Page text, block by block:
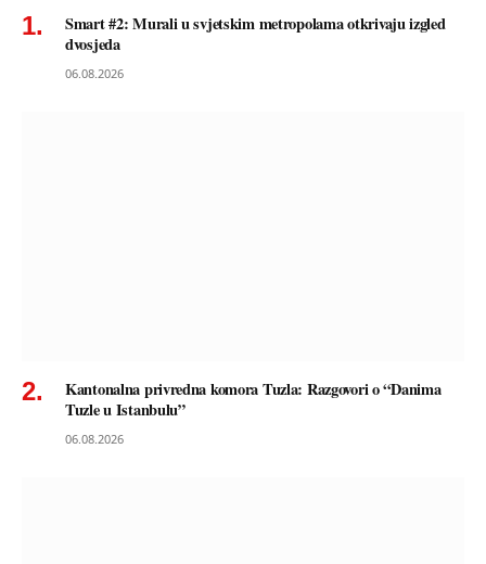
Smart #2: Murali u svjetskim metropolama otkrivaju izgled
dvosjeda
06.08.2026
Kantonalna privredna komora Tuzla: Razgovori o “Danima
Tuzle u Istanbulu”
06.08.2026